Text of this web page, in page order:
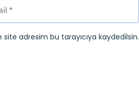
adresim bu tarayıcıya kaydedilsin.